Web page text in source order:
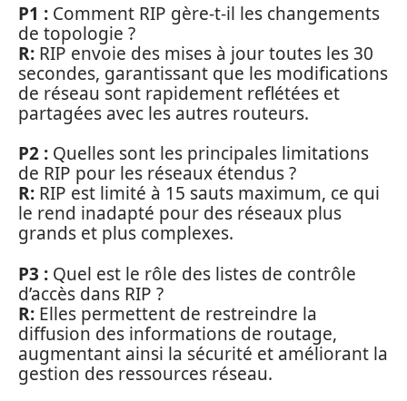
P1 : Comment RIP gère-t-il les changements
de topologie ?
R: RIP envoie des mises à jour toutes les 30
secondes, garantissant que les modifications
de réseau sont rapidement reflétées et
partagées avec les autres routeurs.
P2 : Quelles sont les principales limitations
de RIP pour les réseaux étendus ?
R: RIP est limité à 15 sauts maximum, ce qui
le rend inadapté pour des réseaux plus
grands et plus complexes.
P3 : Quel est le rôle des listes de contrôle
d’accès dans RIP ?
R: Elles permettent de restreindre la
diffusion des informations de routage,
augmentant ainsi la sécurité et améliorant la
gestion des ressources réseau.